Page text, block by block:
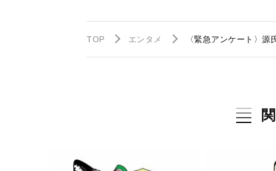
TOP エンタメ 〈緊急アンケート〉